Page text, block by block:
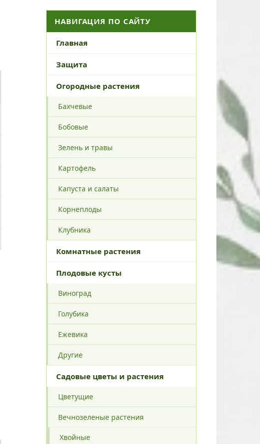
НАВИГАЦИЯ ПО САЙТУ
Главная
Защита
Огородные растения
Бахчевые
Бобовые
Зелень и травы
Картофель
Капуста и салаты
Корнеплоды
Клубника
Комнатные растения
Плодовые кусты
Виноград
Голубика
Ежевика
Другие
Садовые цветы и растения
Цветущие
Вечнозеленые растения
Хвойные